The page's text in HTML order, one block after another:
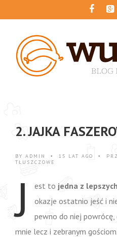
2. JAJKA
BY ADMIN • 15 LAT AGO •
TŁUSZCZOWE
J est to jedna z
okazje ostatnio jeść i
pewno do niej
mnie lecz i zebranym gościom.